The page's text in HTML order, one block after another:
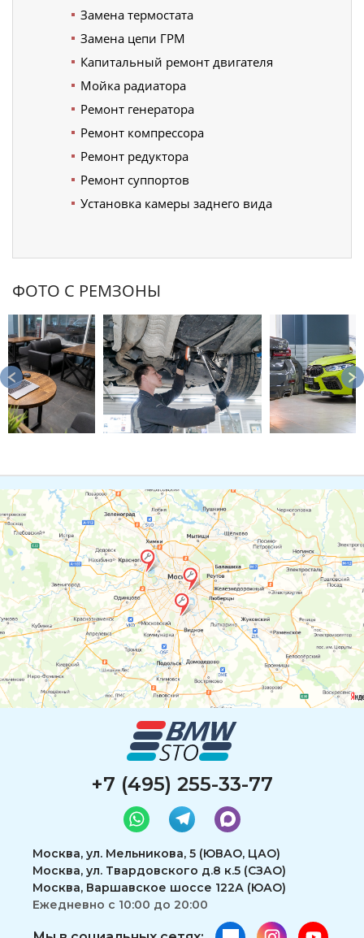
Замена термостата
Замена цепи ГРМ
Капитальный ремонт двигателя
Мойка радиатора
Ремонт генератора
Ремонт компрессора
Ремонт редуктора
Ремонт суппортов
Установка камеры заднего вида
ФОТО С РЕМЗОНЫ
+7 (495) 255-33-77
Москва, ул. Мельникова, 5 (ЮВАО, ЦАО)
Москва, ул. Твардовского д.8 к.5 (СЗАО)
Москва, Варшавское шоссе 122А (ЮАО)
Ежедневно с 10:00 до 20:00